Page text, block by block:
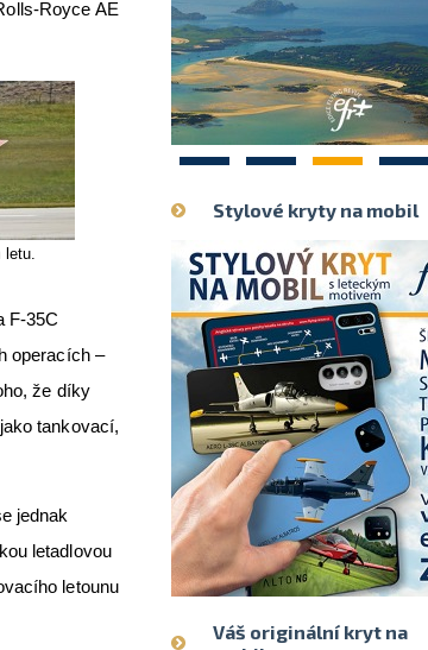
Royce AE
letu.
F-35C
operacích –
že díky
tankovací,
jednak
letadlovou
letounu
1 2 3 4
Stylové kryty na mobil
Váš originální kryt na